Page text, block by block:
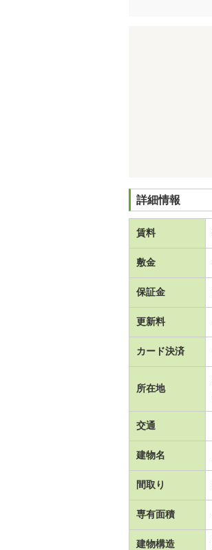
詳細情報
賃料
敷金
保証金
更新料
カード決済
所在地
交通
建物名
間取り
専有面積
建物構造